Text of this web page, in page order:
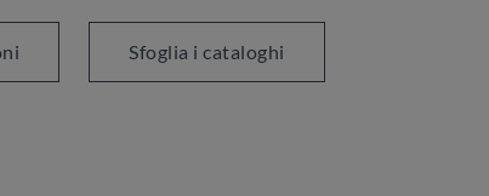
Sfoglia i cataloghi